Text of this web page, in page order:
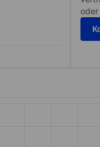
oder